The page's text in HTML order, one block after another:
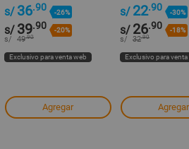
s/ 36.90 -26%
s/ 39.90 -20%
s/ 49.90
Exclusivo para venta web
Agregar
s/ 22.90 -30%
s/ 26.90 -18%
s/ 32.90
Exclusivo para
Agregar